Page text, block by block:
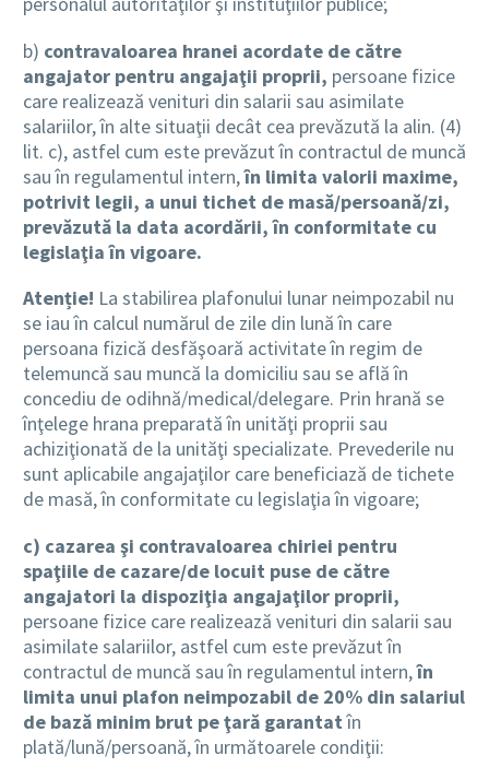
b) contravaloarea hranei acordate de către
angajator pentru angajaţii proprii, persoane fizice
care realizează venituri din salarii sau asimilate
salariilor, în alte situaţii decât cea prevăzută la alin. (4)
lit. c), astfel cum este prevăzut în contractul de muncă
sau în regulamentul intern,în limita valorii maxime,
potrivit legii, a unui tichet de masă/persoană/zi,
prevăzută la data acordării, în conformitate cu
legislaţia în vigoare.
Atenție! La stabilirea plafonului lunar neimpozabil nu
se iau în calcul numărul de zile din lună în care
persoana fizică desfăşoară activitate în regim de
telemuncă sau muncă la domiciliu sau se află în
concediu de odihnă/medical/delegare. Prin hrană se
înţelege hrana preparată în unităţi proprii sau
achiziţionată de la unităţi specializate. Prevederile nu
sunt aplicabile angajaţilor care beneficiază de tichete
de masă, în conformitate cu legislaţia în vigoare;
c) cazarea şi contravaloarea chiriei pentru
spaţiile de cazare/de locuit puse de către
angajatori la dispoziţia angajaţilor proprii,
persoane fizice care realizează venituri din salarii sau
asimilate salariilor, astfel cum este prevăzut în
contractul de muncă sau în regulamentul intern,în
limita unui plafon neimpozabil de 20% din salariul
de bază minim brut pe ţară garantatîn
plată/lună/persoană, în următoarele condiţii: